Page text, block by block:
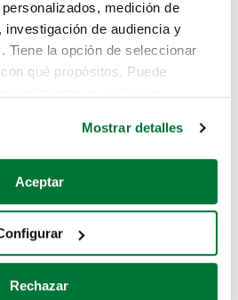
medición de
investigación de audiencia y
Tiene la opción de seleccionar
qué propósitos. Puede
sobre su ubicación geográfica
analizándolo activamente
específicas (huellas
Mostrar detalles
Aceptar
Rechazar
hasta aquí.
el coche que estás
de estos enlaces: